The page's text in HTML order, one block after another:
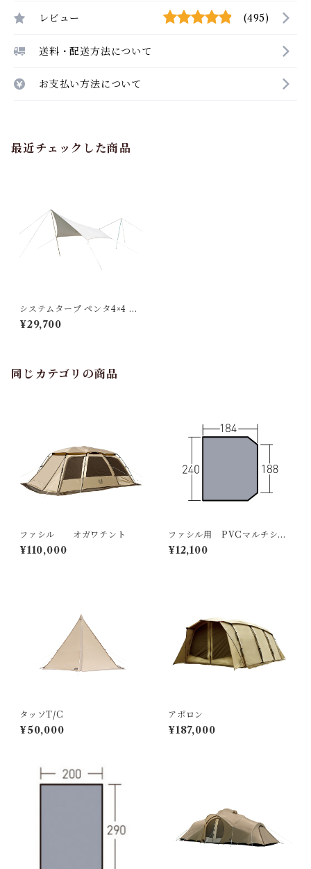
レビュー (495)
送料・配送方法について
お支払い方法について
最近チェックした商品
システムタープ ペンタ4×4 T/
C
¥29,700
同じカテゴリの商品
ファシル オガワテント
¥110,000
ファシル用 PVCマルチシー
ト
¥12,100
タッソT/C
¥50,000
アポロン
¥187,000